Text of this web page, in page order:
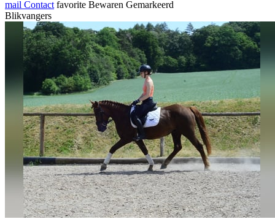
mail Contact favorite Bewaren Gemarkeerd
Blikvangers